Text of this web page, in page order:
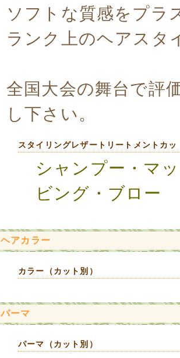
ソフトな質感をプラ
ランク上のヘアスタ
全国大会の舞台で評
し下さい。
スタイリングレザートリートメントカッ
シャンプー・マ
ビング・ブロー
ヘアカラー
カラー（カット別）
パーマ
パーマ（カット別）